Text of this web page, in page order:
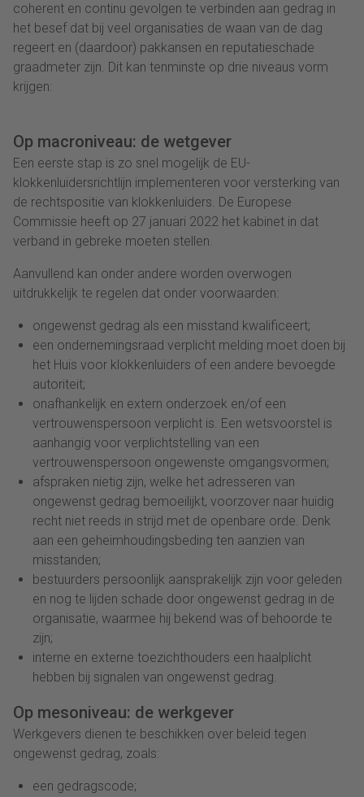
coherent en continu gevolgen te verbinden aan gedrag in
het besef dat bij veel organisaties de waan van de dag
regeert en (daardoor) pakkansen en reputatieschade
graadmeter zijn. Dit kan tenminste op drie niveaus vorm
krijgen:
Op macroniveau: de wetgever
Een eerste stap is zo snel mogelijk de EU-
klokkenluidersrichtlijn implementeren voor versterking van
de rechtspositie van klokkenluiders. De Europese
Commissie heeft op 27 januari 2022 het kabinet in dat
verband in gebreke moeten stellen.
Aanvullend kan onder andere worden overwogen
uitdrukkelijk te regelen dat onder voorwaarden:
ongewenst gedrag als een misstand kwalificeert;
een ondernemingsraad verplicht melding moet doen bij
het Huis voor klokkenluiders of een andere bevoegde
autoriteit;
onafhankelijk en extern onderzoek en/of een
vertrouwenspersoon verplicht is. Een wetsvoorstel is
aanhangig voor verplichtstelling van een
vertrouwenspersoon ongewenste omgangsvormen;
afspraken nietig zijn, welke het adresseren van
ongewenst gedrag bemoeilijkt, voorzover naar huidig
recht niet reeds in strijd met de openbare orde. Denk
aan een geheimhoudingsbeding ten aanzien van
misstanden;
bestuurders persoonlijk aansprakelijk zijn voor geleden
en nog te lijden schade door ongewenst gedrag in de
organisatie, waarmee hij bekend was of behoorde te
zijn;
interne en externe toezichthouders een haalplicht
hebben bij signalen van ongewenst gedrag.
Op mesoniveau: de werkgever
Werkgevers dienen te beschikken over beleid tegen
ongewenst gedrag, zoals:
een gedragscode;